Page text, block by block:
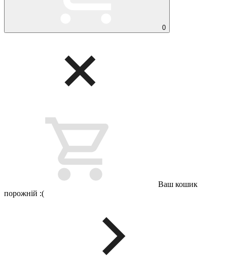
0
Ваш кошик
порожній :(